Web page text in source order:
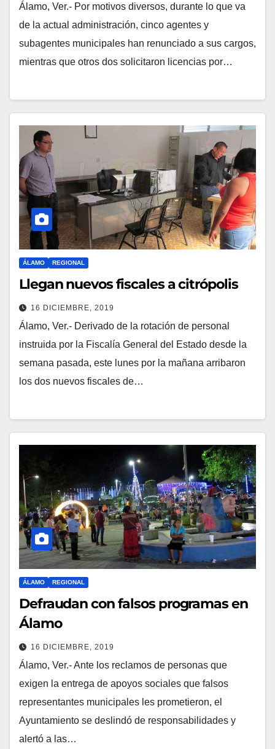
Álamo, Ver.- Por motivos diversos, durante lo que va
de la actual administración, cinco agentes y
subagentes municipales han renunciado a sus cargos,
mientras que otros dos solicitaron licencias por…
ÁLAMO REGIONAL
Llegan nuevos fiscales a citrópolis
16 DICIEMBRE, 2019
Álamo, Ver.- Derivado de la rotación de personal
instruida por la Fiscalía General del Estado desde la
semana pasada, este lunes por la mañana arribaron
los dos nuevos fiscales de…
ÁLAMO REGIONAL
Defraudan con falsos programas en
Álamo
16 DICIEMBRE, 2019
Álamo, Ver.- Ante los reclamos de personas que
exigen la entrega de apoyos sociales que falsos
representantes municipales les prometieron, el
Ayuntamiento se deslindó de responsabilidades y
alertó a las…